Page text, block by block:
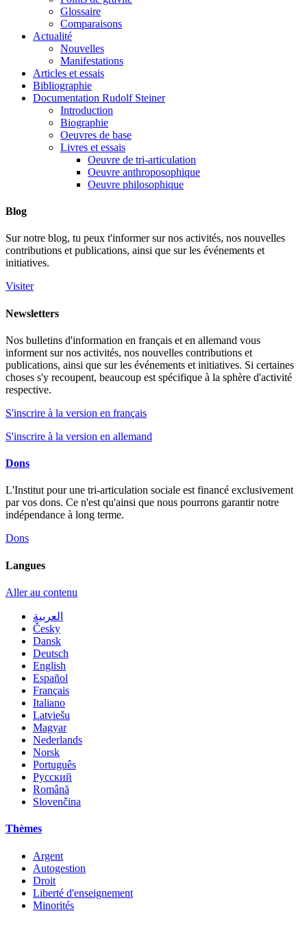
Glossaire
Comparaisons
Actualité
Nouvelles
Manifestations
Articles et essais
Bibliographie
Documentation Rudolf Steiner
Introduction
Biographie
Oeuvres de base
Livres et essais
Oeuvre de tri-articulation
Oeuvre anthroposophique
Oeuvre philosophique
Blog
Sur notre blog, tu peux t'informer sur nos activités, nos nouvelles
contributions et publications, ainsi que sur les événements et
initiatives.
Visiter
Newsletters
Nos bulletins d'information en français et en allemand vous
informent sur nos activités, nos nouvelles contributions et
publications, ainsi que sur les événements et initiatives. Si certaines
choses s'y recoupent, beaucoup est spécifique à la sphère d'activité
respective.
S'inscrire à la version en français
S'inscrire à la version en allemand
Dons
L'Institut pour une tri-articulation sociale est financé exclusivement
par vos dons. Ce n'est qu'ainsi que nous pourrons garantir notre
indépendance à long terme.
Dons
Langues
Aller au contenu
العربية
Česky
Dansk
Deutsch
English
Español
Français
Italiano
Latviešu
Magyar
Nederlands
Norsk
Português
Русский
Română
Slovenčina
Thèmes
Argent
Autogestion
Droit
Liberté d'enseignement
Minorités